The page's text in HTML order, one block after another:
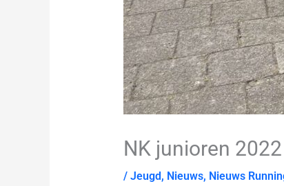
NK junioren
/ Jeugd, Nieuws, Nieuws